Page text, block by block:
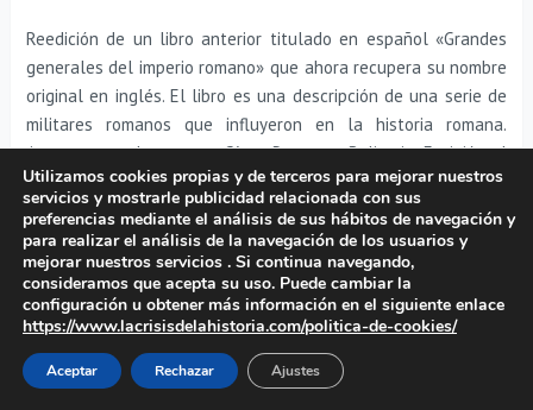
Reedición de un libro anterior titulado en español «Grandes
generales del imperio romano» que ahora recupera su nombre
original en inglés. El libro es una descripción de una serie de
militares romanos que influyeron en la historia romana.
Aparecen nombres como César, Pompeyo, Belisario, Escipión el
Africano, Cayo Mario,… Enfocado al ámbito militar, no solo te
habla de estos generales romanos, sino también de tácticas
militares y campañas. Si te interesa la historia militar de
Roma y los generales romanos, es un buen libro de consulta.
El ejército romano del bajo Imperio. Pat
Southern y Karen Dixon
Utilizamos cookies propias y de terceros para mejorar nuestros
servicios y mostrarle publicidad relacionada con sus
preferencias mediante el análisis de sus hábitos de navegación y
para realizar el análisis de la navegación de los usuarios y
mejorar nuestros servicios . Si continua navegando,
consideramos que acepta su uso. Puede cambiar la
configuración u obtener más información en el siguiente enlace
https://www.lacrisisdelahistoria.com/politica-de-cookies/
Aceptar Rechazar Ajustes